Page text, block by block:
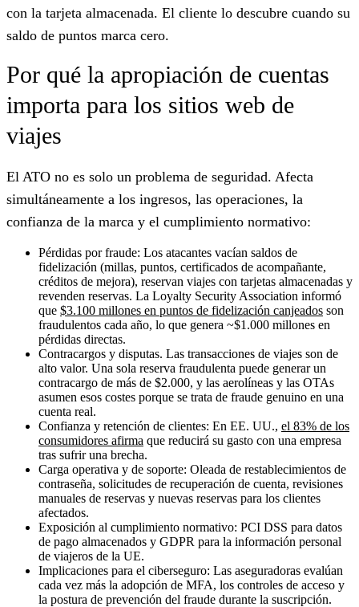
con la tarjeta almacenada. El cliente lo descubre cuando su
saldo de puntos marca cero.
Por qué la apropiación de cuentas
importa para los sitios web de
viajes
El ATO no es solo un problema de seguridad. Afecta
simultáneamente a los ingresos, las operaciones, la
confianza de la marca y el cumplimiento normativo:
Pérdidas por fraude: Los atacantes vacían saldos de
fidelización (millas, puntos, certificados de acompañante,
créditos de mejora), reservan viajes con tarjetas almacenadas y
revenden reservas. La Loyalty Security Association informó
que $3.100 millones en puntos de fidelización canjeados son
fraudulentos cada año, lo que genera ~$1.000 millones en
pérdidas directas.
Contracargos y disputas. Las transacciones de viajes son de
alto valor. Una sola reserva fraudulenta puede generar un
contracargo de más de $2.000, y las aerolíneas y las OTAs
asumen esos costes porque se trata de fraude genuino en una
cuenta real.
Confianza y retención de clientes: En EE. UU., el 83% de los
consumidores afirma que reducirá su gasto con una empresa
tras sufrir una brecha.
Carga operativa y de soporte: Oleada de restablecimientos de
contraseña, solicitudes de recuperación de cuenta, revisiones
manuales de reservas y nuevas reservas para los clientes
afectados.
Exposición al cumplimiento normativo: PCI DSS para datos
de pago almacenados y GDPR para la información personal
de viajeros de la UE.
Implicaciones para el ciberseguro: Las aseguradoras evalúan
cada vez más la adopción de MFA, los controles de acceso y
la postura de prevención del fraude durante la suscripción.